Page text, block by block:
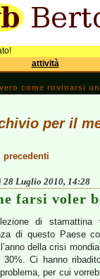
attività
come rovinarsi
per il
28 Luglio 2010, 14:28
farsi voler
di
di questo Paese
della crisi
30%. Ci hanno
per cui